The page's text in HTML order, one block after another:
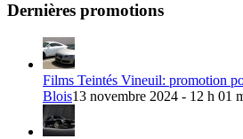
Dernières promotions
Films Teintés Vineuil: promotion
Blois13 novembre 2024 - 12 h 01